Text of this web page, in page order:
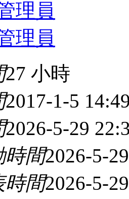
理員
理員
27 小時
2017-1-5
2026-5-29
時間2026-5-
時間2026-5-